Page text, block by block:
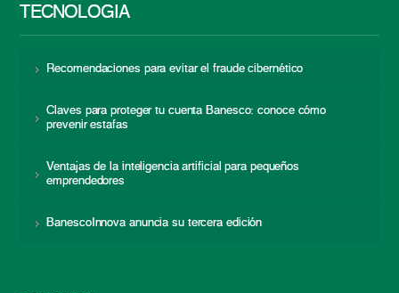
TECNOLOGÍA
Recomendaciones para evitar el fraude cibernético
Claves para proteger tu cuenta Banesco: conoce cómo
prevenir estafas
Ventajas de la inteligencia artificial para pequeños
emprendedores
BanescoInnova anuncia su tercera edición